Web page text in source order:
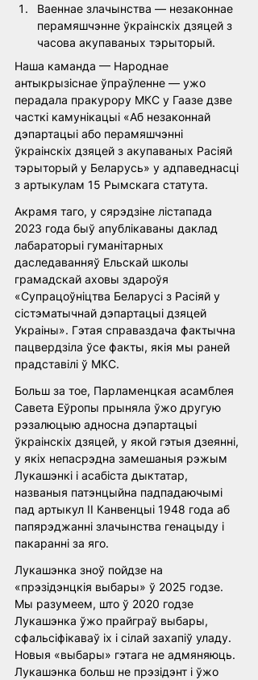
Ваеннае злачынства — незаконнае
перамяшчэнне ўкраінскіх дзяцей з
часова акупаваных тэрыторый.
Наша каманда — Народнае
антыкрызіснае ўпраўленне — ужо
перадала пракурору МКС у Гаазе дзве
часткі камунікацыі «Аб незаконнай
дэпартацыі або перамяшчэнні
ўкраінскіх дзяцей з акупаваных Расіяй
тэрыторый у Беларусь» у адпаведнасці
з артыкулам 15 Рымскага статута.
Акрамя таго, у сярэдзіне лістапада
2023 года быў апублікаваны даклад
лабараторыі гуманітарных
даследаванняў Ельскай школы
грамадскай аховы здароўя
«Супрацоўніцтва Беларусі з Расіяй у
сістэматычнай дэпартацыі дзяцей
Украіны». Гэтая справаздача фактычна
пацвердзіла ўсе факты, якія мы раней
прадставілі ў МКС.
Больш за тое, Парламенцкая асамблея
Савета Еўропы прыняла ўжо другую
рэзалюцыю адносна дэпартацыі
ўкраінскіх дзяцей, у якой гэтыя дзеянні,
у якіх непасрэдна замешаныя рэжым
Лукашэнкі і асабіста дыктатар,
названыя патэнцыйна падпадаючымі
пад артыкул II Канвенцыі 1948 года аб
папярэджанні злачынства генацыду і
пакаранні за яго.
Лукашэнка зноў пойдзе на
«прэзідэнцкія выбары» ў 2025 годзе.
Мы разумеем, што ў 2020 годзе
Лукашэнка ўжо прайграў выбары,
сфальсіфікаваў іх і сілай захапіў уладу.
Новыя «выбары» гэтага не адмяняюць.
Лукашэнка больш не прэзідэнт і ўжо